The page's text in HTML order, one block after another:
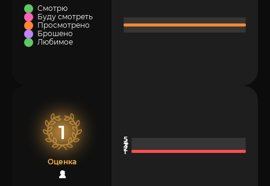
Смотрю
Буду смотреть
Просмотрено
Брошено
Любимое
1
Оценка
1